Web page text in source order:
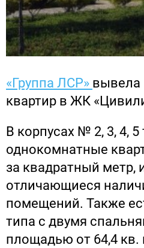
«Группа ЛСР» вывела
квартир в ЖК
В корпусах № 2, 3, 4,
однокомнатные
за квадратный метр,
отличающиеся
помещений. Также
типа с двумя
площадью от 64,4 кв.